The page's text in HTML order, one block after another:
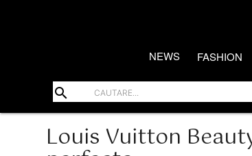
NEWS FASHION
search
Louis Vuitton